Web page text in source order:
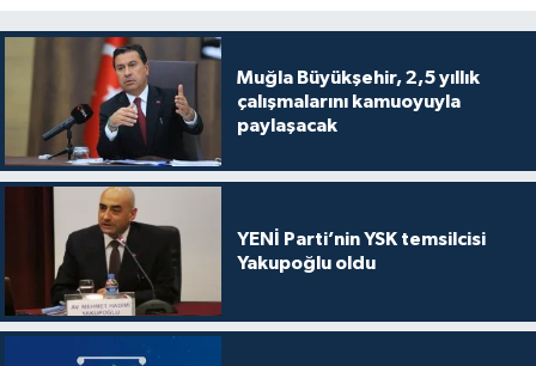
Muğla Büyükşehir, 2,5 yıllık
çalışmalarını kamuoyuyla
paylaşacak
YENİ Parti’nin YSK temsilcisi
Yakupoğlu oldu